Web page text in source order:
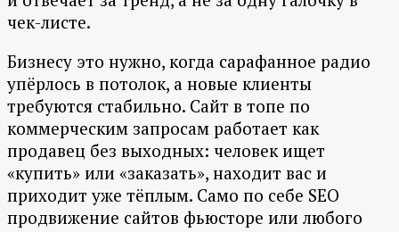
чек-листе.
Бизнесу это нужно, когда сарафанное радио
упёрлось в потолок, а новые клиенты
требуются стабильно. Сайт в топе по
коммерческим запросам работает как
продавец без выходных: человек ищет
«купить» или «заказать», находит вас и
приходит уже тёплым. Само по себе SEO
продвижение сайтов фьюсторе или любого